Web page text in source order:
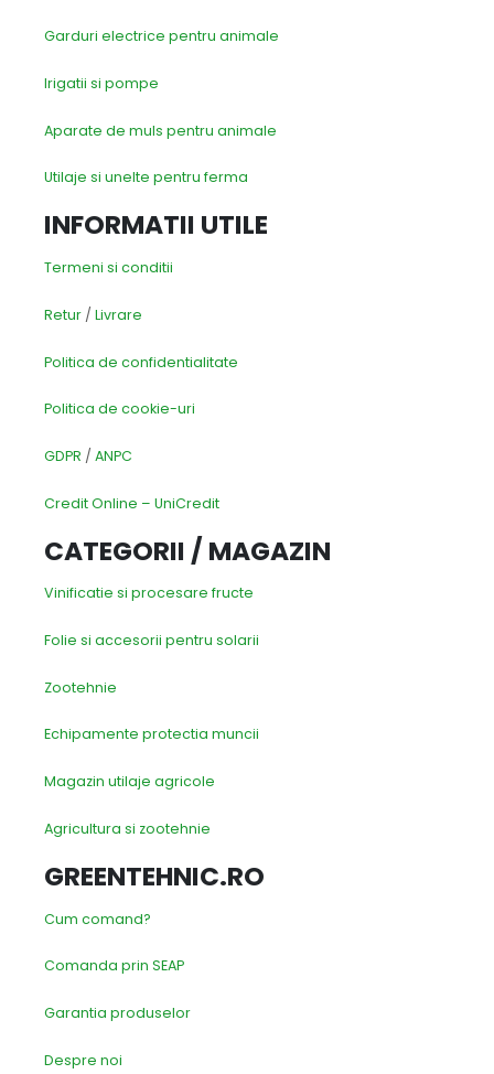
Garduri electrice pentru animale
Irigatii si pompe
Aparate de muls pentru animale
Utilaje si unelte pentru ferma
INFORMATII UTILE
Termeni si conditii
Retur / Livrare
Politica de confidentialitate
Politica de cookie-uri
GDPR / ANPC
Credit Online – UniCredit
CATEGORII / MAGAZIN
Vinificatie si procesare fructe
Folie si accesorii pentru solarii
Zootehnie
Echipamente protectia muncii
Magazin utilaje agricole
Agricultura si zootehnie
GREENTEHNIC.RO
Cum comand?
Comanda prin SEAP
Garantia produselor
Despre noi